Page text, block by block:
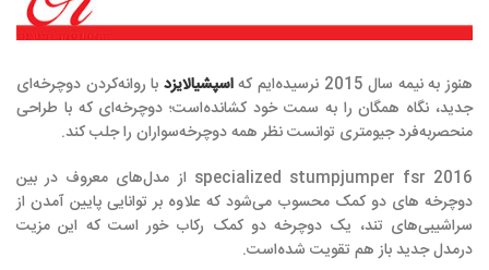
هنوز به نیمه سال 2015 نرسیده‌ایم که اسپشیالایزد با روانه‌کردن دوچرخه‌ای
جدید، نگاه همگان را به سمت خود کشانده‌است؛ دوچرخه‌ای که با طراحی
منحصربه‌فرد جیومتری توانست نظر همه دوچرخه‌سواران را جلب کند.
specialized stumpjumper fsr 2016 از مدل‌های معروف در بین
دوچرخه های دو کمک محسوب می‌شود که علاوه بر توانایی پایین آمدن از
سراشیبی‌های تند، یک دوچرخه دو کمک رکاب خور است که این مزیت
درمدل جدید باز هم تقویت شده‌است.